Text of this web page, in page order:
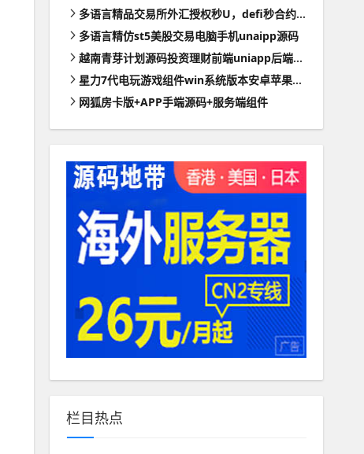
多语言精品交易所外汇授权秒U，defi秒合约理财VUE源码带部署文档
多语言精仿st5美股交易电脑手机unaipp源码
越南青芽计划源码投资理财前端uniapp后端webman全开源
星力7代电玩游戏组件win系统版本安卓苹果PC支持三网通带视频搭建教程
网狐房卡版+APP手端源码+服务端组件
栏目热点